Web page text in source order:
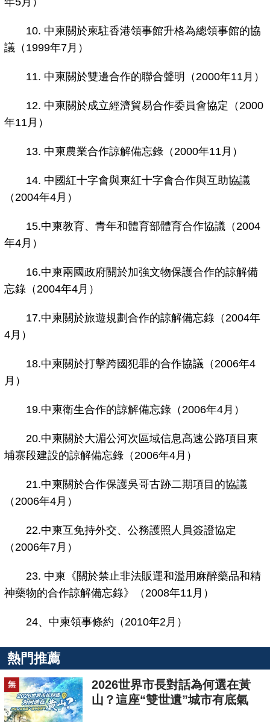
10. 中柬關於柬駐香港領事館升格為總領事館的協
議（1999年7月）
11. 中柬關於雙邊合作的聯合聲明（2000年11月）
12. 中柬關於成立經濟貿易合作委員會協定（2000
年11月）
13. 中柬農業合作諒解備忘錄（2000年11月）
14. 中國紅十字會與柬紅十字會合作與互助協議
（2004年4月）
15.中柬教育、青年和體育部體育合作協議（2004
年4月）
16.中柬兩國政府關於加強文物保護合作的諒解備
忘錄（2004年4月）
17.中柬關於旅遊規劃合作的諒解備忘錄（2004年
4月）
18.中柬關於打擊跨國犯罪的合作協議（2006年4
月）
19.中柬衛生合作的諒解備忘錄（2006年4月）
20.中柬關於大湄公河次區域信息高速公路項目柬
埔寨段建設的諒解備忘錄（2006年4月）
21.中柬關於合作保護吳哥古跡二期項目的協議
（2006年4月）
22.中柬互免持外交、公務護照人員簽證協定
（2006年7月）
23. 中柬《關於禁止非法販運和濫用麻醉藥品和精
神藥物的合作諒解備忘錄》（2008年11月）
24、中柬領事條約（2010年2月）
熱門推薦
無
2026世界市長對話為何選在黃
山？這座“雙世遺”城市有底氣